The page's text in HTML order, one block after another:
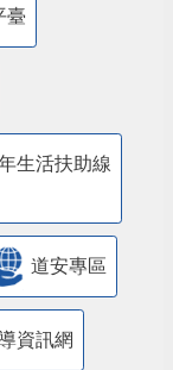
臺
生活扶助線
道安專區
資訊網